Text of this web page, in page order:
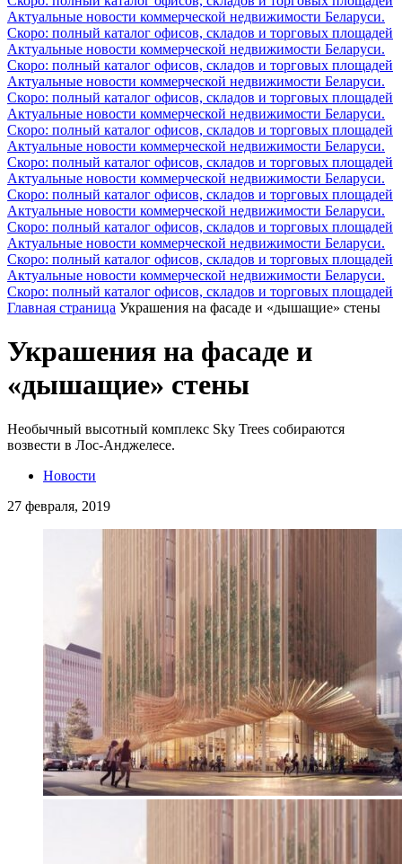
Актуальные новости коммерческой недвижимости Беларуси.
Скоро: полный каталог офисов, складов и торговых площадей
Актуальные новости коммерческой недвижимости Беларуси.
Скоро: полный каталог офисов, складов и торговых площадей
Актуальные новости коммерческой недвижимости Беларуси.
Скоро: полный каталог офисов, складов и торговых площадей
Актуальные новости коммерческой недвижимости Беларуси.
Скоро: полный каталог офисов, складов и торговых площадей
Актуальные новости коммерческой недвижимости Беларуси.
Скоро: полный каталог офисов, складов и торговых площадей
Актуальные новости коммерческой недвижимости Беларуси.
Скоро: полный каталог офисов, складов и торговых площадей
Актуальные новости коммерческой недвижимости Беларуси.
Скоро: полный каталог офисов, складов и торговых площадей
Актуальные новости коммерческой недвижимости Беларуси.
Скоро: полный каталог офисов, складов и торговых площадей
Актуальные новости коммерческой недвижимости Беларуси.
Скоро: полный каталог офисов, складов и торговых площадей
Главная страница Украшения на фасаде и «дышащие» стены
Украшения на фасаде и
«дышащие» стены
Необычный высотный комплекс Sky Trees собираются
возвести в Лос-Анджелесе.
Новости
27 февраля, 2019